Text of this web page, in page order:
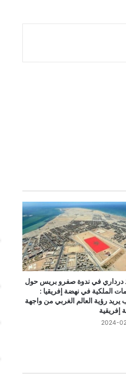
درداري في ندوة صفرو بريس حول
الملكية في نهضة إفريقيا :
يريد رؤية العالم الغربي من واجهة
إفريقية
2024-